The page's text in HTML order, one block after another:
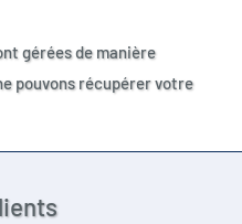
gérées de manière
pouvons récupérer votre